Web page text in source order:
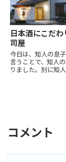
こ...
日本酒にこだ
司屋
今日は、知人の息
言うことで、知人
りました。別に知
名の寿司屋です。
コメント